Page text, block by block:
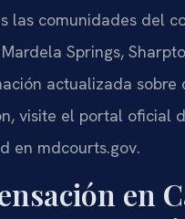
las comunidades del
Springs,
actualizada sobre
visite el portal oficial
en mdcourts.gov.
en